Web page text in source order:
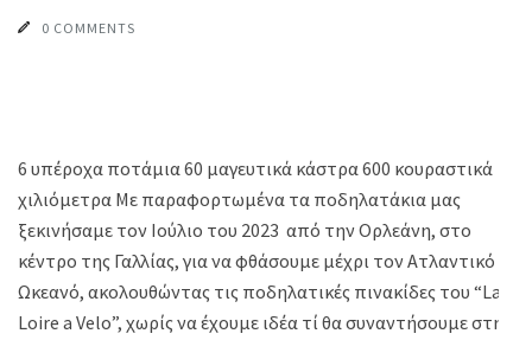
0 COMMENTS
6 υπέροχα ποτάμια 60 μαγευτικά κάστρα 600 κουραστικά
χιλιόμετρα Με παραφορτωμένα τα ποδηλατάκια μας
ξεκινήσαμε τον Ιούλιο του 2023 από την Ορλεάνη, στο
κέντρο της Γαλλίας, για να φθάσουμε μέχρι τον Ατλαντικό
Ωκεανό, ακολουθώντας τις ποδηλατικές πινακίδες του “La
Loire a Velo”, χωρίς να έχουμε ιδέα τί θα συναντήσουμε στη